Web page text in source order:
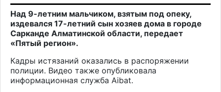
Над 9-летним мальчиком, взятым под опеку,
издевался 17-летний сын хозяев дома в городе
Сарканде Алматинской области, передает
«Пятый регион».
Кадры истязаний оказались в распоряжении
полиции. Видео также опубликовала
информационная служба Aibat.